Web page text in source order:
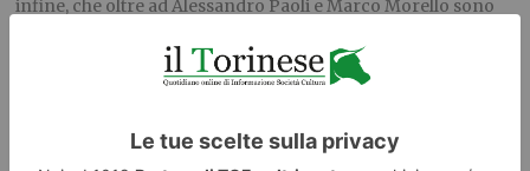
infine, che oltre ad Alessandro Paoli e Marco Morello sono
(Iuvenilia, arco olimpico Junior),
Alex
(Fiamme Azzurre/Arcieri delle Alpi, compound